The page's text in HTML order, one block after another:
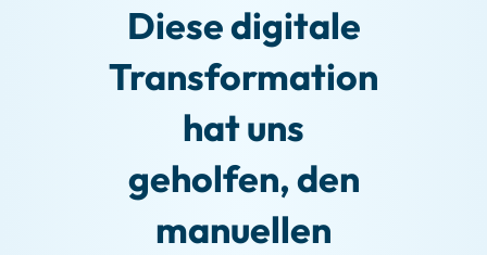
Diese digitale
Transformation
hat uns
geholfen, den
manuellen